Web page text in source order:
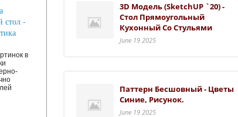
3D Модель (SketchUP `20) -
Стол Прямоугольный
Кухонный Со Стульями
June 19 2025
Паттерн Бесшовный - Цветы
Синие, Рисунок.
June 19 2025
стол -
в